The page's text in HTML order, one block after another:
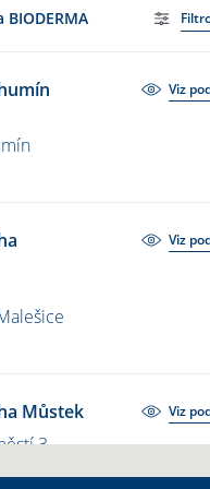
Viz
Viz
Můstek
3
Viz